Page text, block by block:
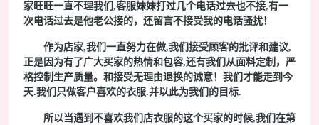
家旺旺一直不理我们,客服妹妹打过几个电话过去也不接,有一
次电话过去是他老公接的，还留言不接受我的电话骚扰！
作为店家,我们一直努力在做,我们接受顾客的批评和建议,
正是因为有了广大买家的热情和包容,还有我们从面料定制，严
格控制生产质量。和接受无理由退换的诚意！我们才能走到今
天.我们只做客户喜欢的衣服.并以此为我们的目标.
所以当遇到不喜欢我们店衣服的这个买家的时候,我们在第